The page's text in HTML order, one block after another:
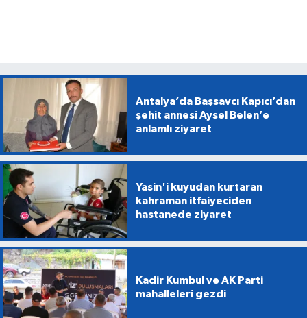
Antalya’da Başsavcı Kapıcı’dan
şehit annesi Aysel Belen’e
anlamlı ziyaret
Yasin'i kuyudan kurtaran
kahraman itfaiyeciden
hastanede ziyaret
Kadir Kumbul ve AK Parti
mahalleleri gezdi